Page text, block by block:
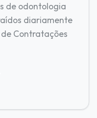
de odontologia
diariamente
Contratações